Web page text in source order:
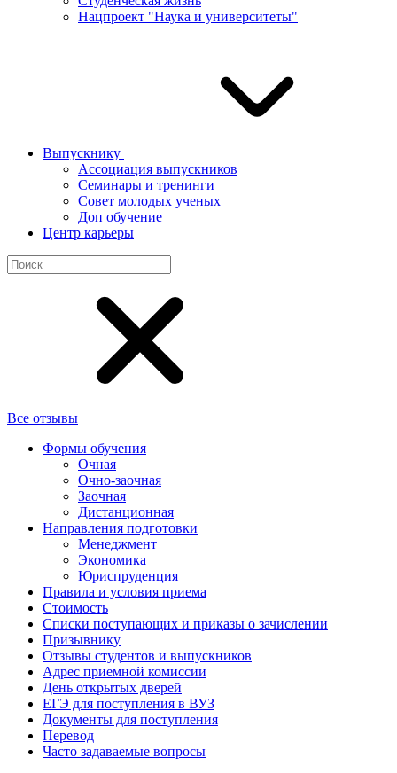
Нацпроект "Наука и университеты"
Выпускнику
Ассоциация выпускников
Семинары и тренинги
Совет молодых ученых
Доп обучение
Центр карьеры
Все отзывы
Формы обучения
Очная
Очно-заочная
Заочная
Дистанционная
Направления подготовки
Менеджмент
Экономика
Юриспруденция
Правила и условия приема
Стоимость
Списки поступающих и приказы о зачислении
Призывнику
Отзывы студентов и выпускников
Адрес приемной комиссии
День открытых дверей
ЕГЭ для поступления в ВУЗ
Документы для поступления
Перевод
Часто задаваемые вопросы